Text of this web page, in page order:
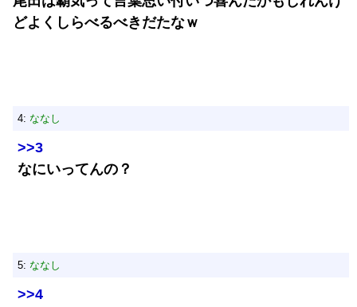
どよくしらべるべきだたなｗ
4: ななし
>>3
なにいってんの？
5: ななし
>>4